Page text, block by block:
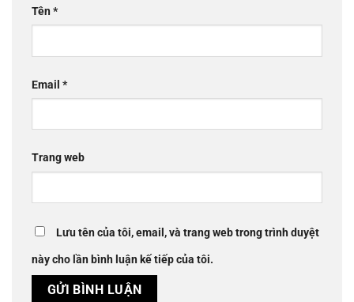
Tên*
Email *
Trang web
Lưu tên của tôi, email, và trang web trong trình duyệt
này cho lần bình luận kế tiếp của tôi.